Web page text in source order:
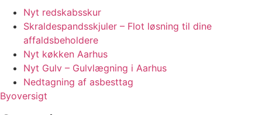
Nyt redskabsskur
Skraldespandsskjuler – Flot løsning til dine
affaldsbeholdere
Nyt køkken Aarhus
Nyt Gulv – Gulvlægning i Aarhus
Nedtagning af asbesttag
Byoversigt